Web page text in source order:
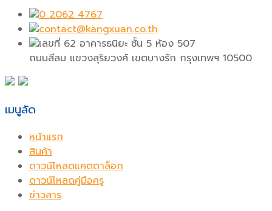
0 2062 4767
contact@kangxuan.co.th
เลขที่ 62 อาคารธนิยะ ชั้น 5 ห้อง 507
ถนนสีลม แขวงสุริยวงศ์ เขตบางรัก กรุงเทพฯ 10500
เมนูลัด
หน้าแรก
สินค้า
ดาวน์โหลดแคตตาล็อก
ดาวน์โหลดคู่มือครู
ข่าวสาร